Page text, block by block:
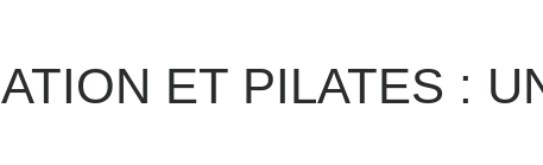
ET PILATES :